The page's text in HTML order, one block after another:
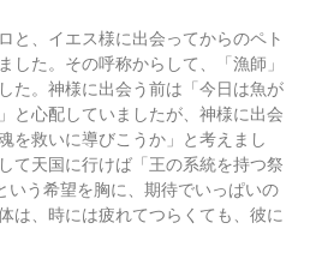
と、イエス様に出会ってからのペト
した。その呼称からして、「漁師」
た。神様に出会う前は「今日は魚が
と心配していましたが、神様に出会
を救いに導びこうか」と考えまし
て天国に行けば「王の系統を持つ祭
いう希望を胸に、期待でいっぱいの
は、時には疲れてつらくても、彼に